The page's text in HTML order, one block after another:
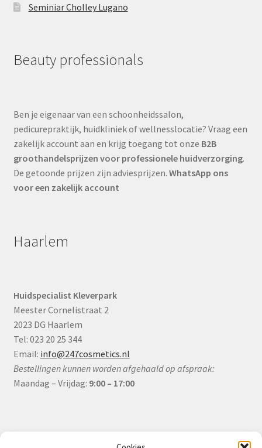
Seminiar Cholley Lugano
Beauty professionals
Ben je eigenaar van een schoonheidssalon,
pedicurepraktijk, huidkliniek of wellnesslocatie? Vraag een
zakelijk account aan en krijg toegang tot onze B2B
groothandelsprijzen voor professionele huidverzorging.
De getoonde prijzen zijn adviesprijzen. WhatsApp ons
voor een zakelijk account
Haarlem
Huidspecialist Kleverpark
Meester Cornelistraat 2
2023 DG Haarlem
Tel: 023 20 25 344
Email: info@247cosmetics.nl
Bestellingen kunnen worden afgehaald op afspraak:
Maandag – Vrijdag: 9:00 – 17:00